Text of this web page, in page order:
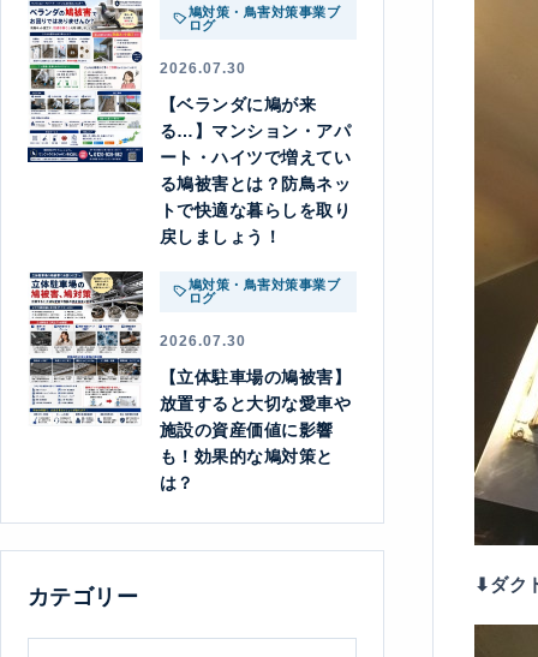
鳩対策・鳥害対策事業ブ
ログ
2026.07.30
【ベランダに鳩が来
る…】マンション・アパ
ート・ハイツで増えてい
る鳩被害とは？防鳥ネッ
トで快適な暮らしを取り
戻しましょう！
鳩対策・鳥害対策事業ブ
ログ
2026.07.30
【立体駐車場の鳩被害】
放置すると大切な愛車や
施設の資産価値に影響
も！効果的な鳩対策と
は？
カテゴリー
⬇︎ダク